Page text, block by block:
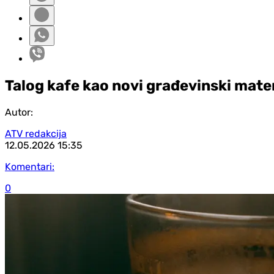
Talog kafe kao novi građevinski
Autor:
ATV redakcija
12.05.2026 15:35
Komentari:
0